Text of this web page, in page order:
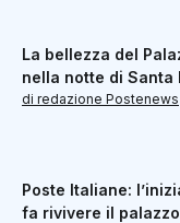
La bellezza del
nella notte di Santa
di redazione Postenews
Poste Italiane:
fa rivivere il